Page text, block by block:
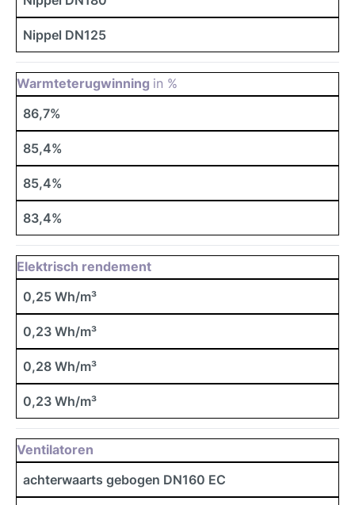
Nippel DN125
Warmteterugwinning in %
86,7%
85,4%
85,4%
83,4%
Elektrisch rendement
0,25 Wh/m³
0,23 Wh/m³
0,28 Wh/m³
0,23 Wh/m³
Ventilatoren
achterwaarts gebogen DN160 EC